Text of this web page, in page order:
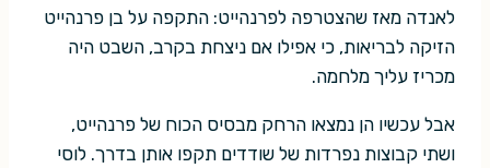
לאנדה מאז שהצטרפה לפרנהייט: התקפה על בן פרנהייט
הזיקה לבריאות, כי אפילו אם ניצחת בקרב, השבט היה
מכריז עליך מלחמה.
אבל עכשיו הן נמצאו הרחק מבסיס הכוח של פרנהייט,
ושתי קבוצות נפרדות של שודדים תקפו אותן בדרך. לוסי